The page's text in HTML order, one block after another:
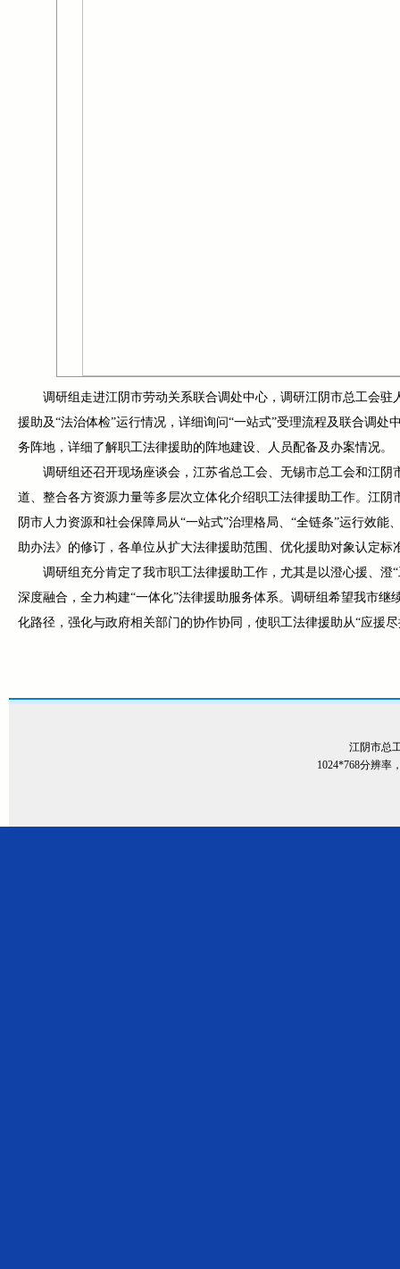
调研组走进江阴市劳动关系联合调处中心，调研江阴市总工会
援助及“法治体检”运行情况，详细询问“一站式”受理流程及联合调
务阵地，详细了解职工法律援助的阵地建设、人员配备及办案情况。
调研组还召开现场座谈会，江苏省总工会、无锡市总工会和江
道、整合各方资源力量等多层次立体化介绍职工法律援助工作。江
阴市人力资源和社会保障局从“一站式”治理格局、“全链条”运行效
助办法》的修订，各单位从扩大法律援助范围、优化援助对象认定
调研组充分肯定了我市职工法律援助工作，尤其是以澄心援、
深度融合，全力构建“一体化”法律援助服务体系。调研组希望我市
化路径，强化与政府相关部门的协作协同，使职工法律援助从“应援
江阴市总
1024*768分辨率